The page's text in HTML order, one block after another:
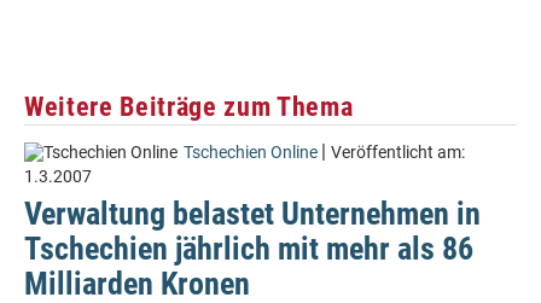
Weitere Beiträge zum Thema
Tschechien Online | Veröffentlicht am:
1.3.2007
Verwaltung belastet Unternehmen in
Tschechien jährlich mit mehr als 86
Milliarden Kronen